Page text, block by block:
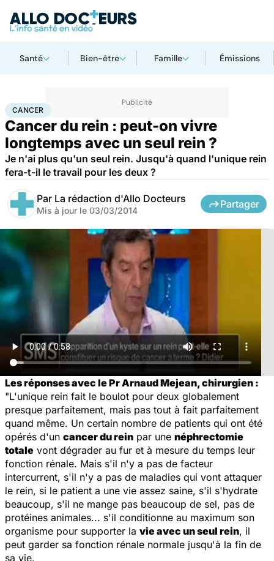
Santé Bien-être Famille Émissions
AccueilSanté Cancer
CANCER
Cancer du rein : peut-on vivre
longtemps avec un seul rein ?
Je n'ai plus qu'un seul rein. Jusqu'à quand l'unique rein
fera-t-il le travail pour les deux ?
Par La rédaction d'Allo Docteurs
Mis à jour le 03/03/2014
Partager
Les réponses avec le Pr Arnaud Mejean, chirurgien :
"L'unique rein fait le boulot pour deux globalement
presque parfaitement, mais pas tout à fait parfaitement
quand même. Un certain nombre de patients qui ont été
opérés d'un cancer du rein par une néphrectomie
totale vont dégrader au fur et à mesure du temps leur
fonction rénale. Mais s'il n'y a pas de facteur
intercurrent, s'il n'y a pas de maladies qui vont attaquer
le rein, si le patient a une vie assez saine, s'il s'hydrate
beaucoup, s'il ne mange pas beaucoup de sel, pas de
protéines animales... s'il conditionne au maximum son
organisme pour supporter la vie avec un seul rein, il
peut garder sa fonction rénale normale jusqu'à la fin de
sa vie.